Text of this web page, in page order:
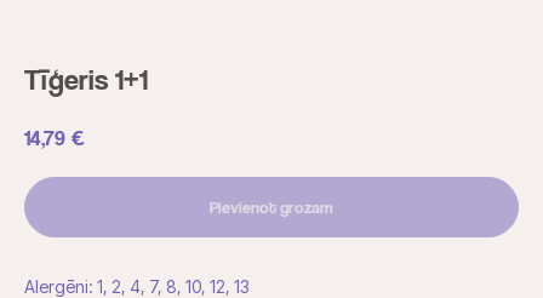
Tīģeris 1+1
14,79 €
Pievienot grozam
Alergēni: 1, 2, 4, 7, 8, 10, 12, 13